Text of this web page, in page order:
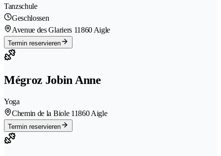
Tanzschule
Geschlossen
Avenue des Glariers 11860 Aigle
Termin reservieren
Mégroz Jobin Anne
Yoga
Chemin de la Biole 11860 Aigle
Termin reservieren